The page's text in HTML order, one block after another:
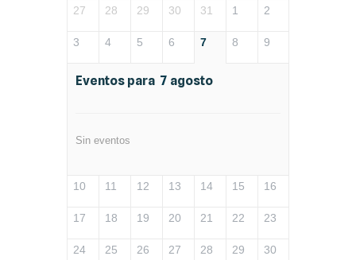
27 28 29 30 31 1 2
3 4 5 6 7 8 9
Eventos para 7 agosto
Sin eventos
10 11 12 13 14 15 16
17 18 19 20 21 22 23
24 25 26 27 28 29 30